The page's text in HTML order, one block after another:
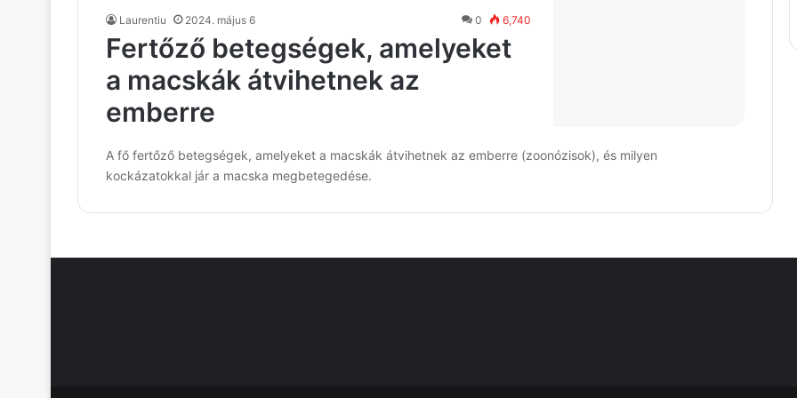
Laurentiu 2024. május 6 0 6,740
Fertőző betegségek, amelyeket
a macskák átvihetnek az
emberre
A fő fertőző betegségek, amelyeket a macskák átvihetnek az emberre (zoonózisok), és milyen
kockázatokkal jár a macska megbetegedése.